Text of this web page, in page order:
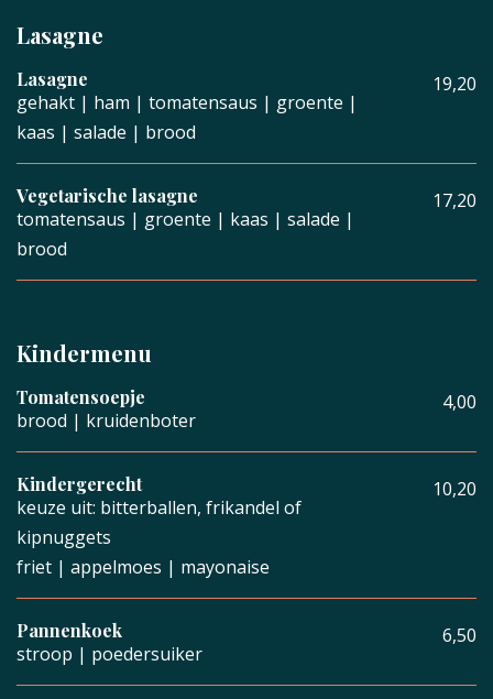
Lasagne
Lasagne 19,20
gehakt | ham | tomatensaus | groente |
kaas | salade | brood
Vegetarische lasagne 17,20
tomatensaus | groente | kaas | salade |
brood
Kindermenu
Tomatensoepje 4,00
brood | kruidenboter
Kindergerecht 10,20
keuze uit: bitterballen, frikandel of
kipnuggets
friet | appelmoes | mayonaise
Pannenkoek 6,50
stroop | poedersuiker